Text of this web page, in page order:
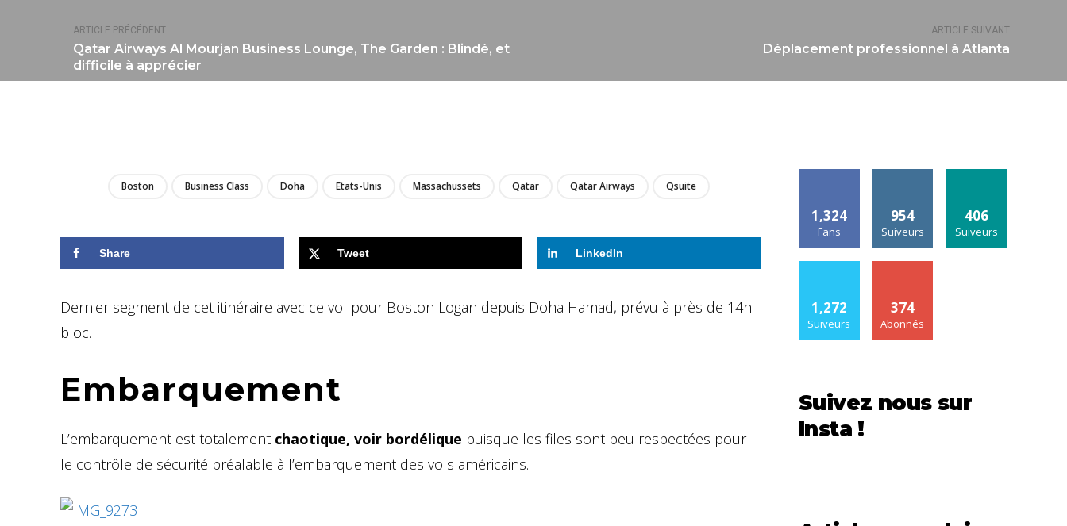
ARTICLE PRÉCÉDENT
Qatar Airways Al Mourjan Business Lounge, The Garden : Blindé, et
difficile à apprécier
ARTICLE SUIVANT
Déplacement professionnel à Atlanta
Boston Business Class Doha Etats-Unis Massachussets Qatar Qatar Airways Qsuite
Share Tweet LinkedIn
Dernier segment de cet itinéraire avec ce vol pour Boston Logan depuis Doha Hamad, prévu à près de 14h
bloc.
Embarquement
L’embarquement est totalement chaotique, voir bordélique puisque les files sont peu respectées pour
le contrôle de sécurité préalable à l’embarquement des vols américains.
1,324
Fans
954
Suiveurs
406
Suiveurs
1,272
Suiveurs
374
Abonnés
Suivez nous sur
Insta !